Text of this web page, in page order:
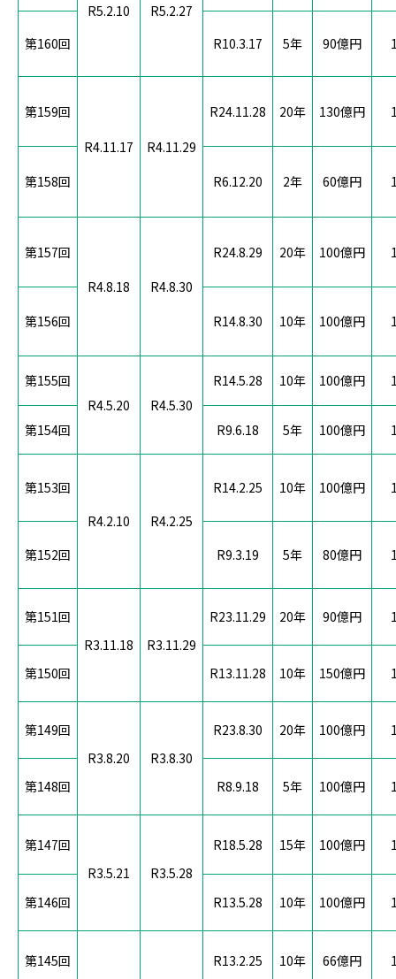
R5.2.10
R5.2.27
第160回 R10.3.17 5年 90億円
第159回
R4.11.17
R4.11.29
R24.11.28 20年 130億円
第158回 R6.12.20 2年 60億円
第157回
R4.8.18
R4.8.30
R24.8.29 20年 100億円
第156回 R14.8.30 10年 100億円
第155回
R4.5.20
R4.5.30
R14.5.28 10年 100億円
第154回 R9.6.18 5年 100億円
第153回
R4.2.10
R4.2.25
R14.2.25 10年 100億円
第152回 R9.3.19 5年 80億円
第151回
R3.11.18
R3.11.29
R23.11.29 20年 90億円
第150回 R13.11.28 10年 150億円
第149回
R3.8.20
R3.8.30
R23.8.30 20年 100億円
第148回 R8.9.18 5年 100億円
第147回
R3.5.21
R3.5.28
R18.5.28 15年 100億円
第146回 R13.5.28 10年 100億円
第145回
R13.2.25 10年 66億円